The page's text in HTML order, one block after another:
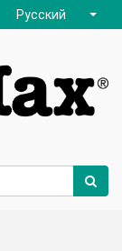
Русский